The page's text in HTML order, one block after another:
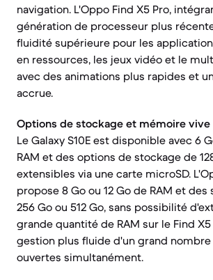
navigation. L'Oppo Find X5 Pro,
génération de processeur plus
fluidité supérieure pour les
en ressources, les jeux vidéo et le
avec des animations plus rapides et
accrue.
Options de stockage et mémoire vive
Le Galaxy S10E est disponible avec 6
RAM et des options de stockage de
extensibles via une carte microSD.
propose 8 Go ou 12 Go de RAM et
256 Go ou 512 Go, sans possibilité
grande quantité de RAM sur le Find
gestion plus fluide d'un grand
ouvertes simultanément.